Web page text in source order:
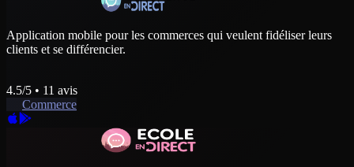
Application mobile pour les commerces qui veulent fidéliser leurs
clients et se différencier.
4.5/5 • 11 avis
Commerce